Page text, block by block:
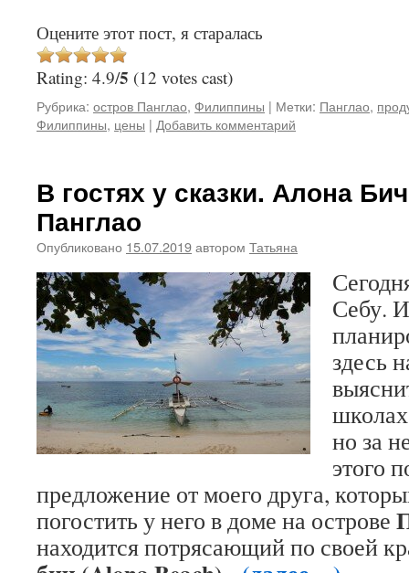
Оцените этот пост, я старалась
Rating: 4.9/5 (12 votes cast)
Рубрика: остров Панглао, Филиппины | Метки: Панглао,
Филиппины, цены | Добавить комментарий
В гостях у сказки. Алона
Панглао
Опубликовано 15.07.2019автором Татьяна
Себу.
здесь
но за
этого
предложение от моего друга,
погостить у него в доме на острове
находится потрясающий по своей